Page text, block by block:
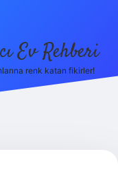
Ev Rehberi
renk katan fikirler!